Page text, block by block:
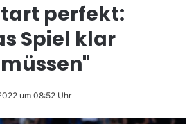
perfekt:
Spiel klar
um 08:52 Uhr